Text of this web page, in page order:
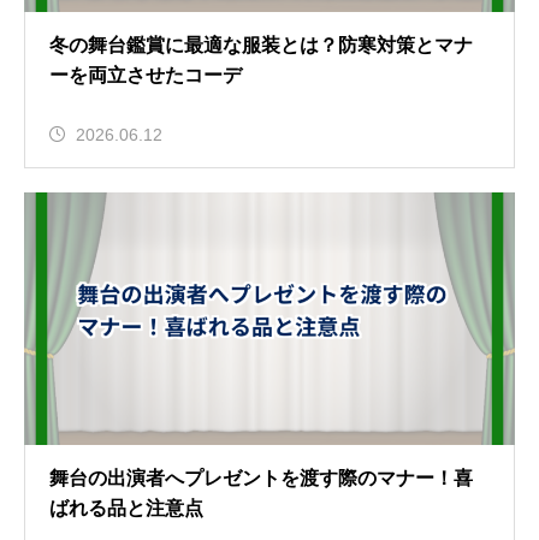
冬の舞台鑑賞に最適な服装とは？防寒対策とマナ
ーを両立させたコーデ
2026.06.12
舞台の出演者へプレゼントを渡す際のマナー！喜
ばれる品と注意点